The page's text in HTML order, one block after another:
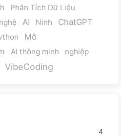
Phân Tích Dữ Liệu
nghệ AI Ninh ChatGPT
Mô
AI thông minh
nghiệp
VibeCoding
4